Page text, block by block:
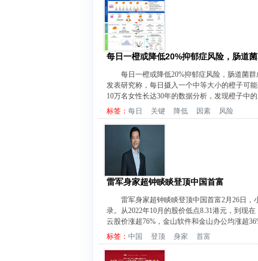
每日一橙或降低20%抑郁症风险，肠道
每日一橙或降低20%抑郁症风险，肠道菌
发表研究称，每日摄入一个中等大小的橙子可
10万名女性长达30年的数据分析，发现橙子中
标签： 每日 关键 降低 因素 风险
雷军身家超钟睒睒登顶中国首富
雷军身家超钟睒睒登顶中国首富2月26日，
录。从2022年10月的股价低点8.31港元，到现
云股价涨超76%，金山软件和金山办公均涨超
标签： 中国 登顶 身家 首富